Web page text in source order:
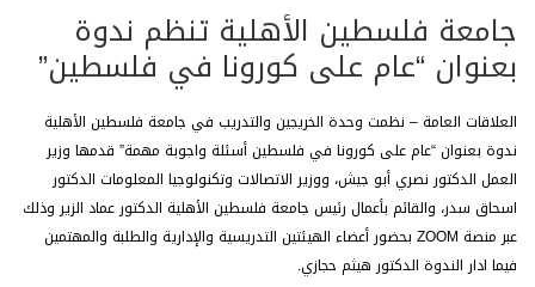
جامعة فلسطين الأهلية تنظم ندوة
بعنوان “عام على كورونا في فلسطين”
العلاقات العامة – نظمت وحدة الخريجين والتدريب في جامعة فلسطين الأهلية
ندوة بعنوان “عام على كورونا في فلسطين أسئلة واجوبة مهمة” قدمها وزير
العمل الدكتور نصري أبو جيش، ووزير الاتصالات وتكنولوجيا المعلومات الدكتور
اسحاق سدر، والقائم بأعمال رئيس جامعة فلسطين الأهلية الدكتور عماد الزير وذلك
عبر منصة ZOOM بحضور أعضاء الهيئتين التدريسية والإدارية والطلبة والمهتمين
فيما ادار الندوة الدكتور هيثم حجازي.